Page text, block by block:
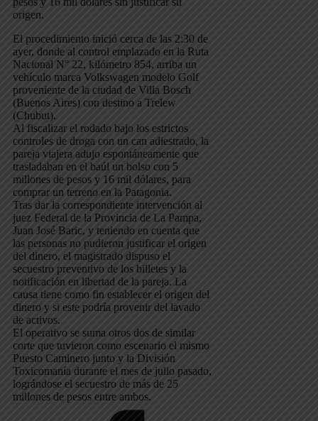
origen.
El procedimiento inició cerca de las 2:30 de
ayer, donde al control emplazado en la Ruta
Nacional N° 22, kilómetro 854, arriba un
vehículo marca Volkswagen modelo Golf
proveniente de la ciudad de Villa Bosch
(Buenos Aires) con destino a Trelew
(Chubut).
Al fiscalizar el rodado bajo los estrictos
controles de droga con un can adiestrado, la
pareja viajera adujo espontáneamente que
trasladaban en el baúl un bolso con 5
millones de pesos y 16 mil dólares, para
comprar un terreno en la Patagonia.
Tras dar la correspondiente intervención al
juez Federal de la Provincia de La Pampa,
Juan José Baric, y teniendo en cuenta que
las personas no pudieron justificar el origen
del dinero, el magistrado dispuso el
secuestro preventivo de los billetes y la
notificación en libertad de la pareja. La
causa tiene como fin establecer el origen del
dinero y si este podría provenir del lavado
de activos.
El operativo se suma otros dos de similar
corte que tuvieron como escenario el mismo
Puesto Caminero junto y la División
Toxicomanía durante el mes de julio pasado,
lográndose el secuestro de más de 25
millones de pesos entre ambos.